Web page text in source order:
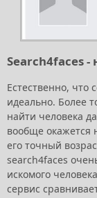
Search4faces
Естественно, что
идеально. Более
найти человека
вообще окажется
его точный
search4faces
искомого
сервис